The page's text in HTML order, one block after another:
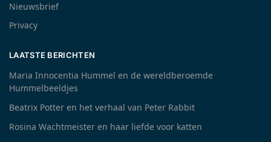
Nieuwsbrief
Privacy
LAATSTE BERICHTEN
Maria Innocentia Hummel en de wereldberoemde
Hummelbeeldjes
Beatrix Potter en het verhaal van Peter Rabbit
Rosina Wachtmeister en haar liefde voor katten